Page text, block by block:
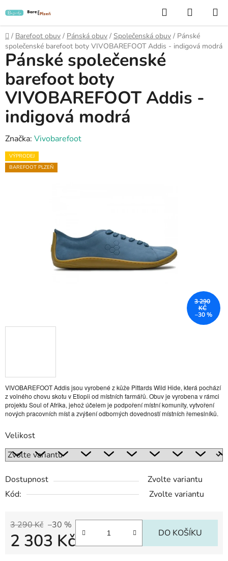
na
obsah
Hledat
KOŠÍK
Domů
/ Barefoot obuv / Pánská obuv / Společenská obuv / Pánské
společenské barefoot boty VIVOBAREFOOT Addis - indigová modrá
VIVOBAREFOOT Addis jsou vyrobené z kůže Pittards Wild Hide, která pochází
z volného chovu skotu v Etiopii od místních farmářů. Obuv je vyrobena v rámci
projektu Soul of Afrika, jehož účelem je podpoření místní komunity, vytvoření
nových pracovních míst a zvýšení odborných dovedností místních řemeslníků.
Velikost
Dostupnost
Zvolte variantu
Kód:
Zvolte variantu
3 290 Kč –30 %
2 303 Kč DO KOŠÍKU
Pánské společenské
barefoot boty
VIVOBAREFOOT Addis -
indigová modrá
Značka: Vivobarefoot
VÝPRODEJ
BAREFOOT PLZEŇ
3 290
KČ
–30 %